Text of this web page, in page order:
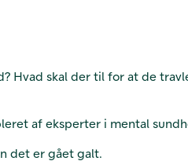
Hvad skal der til for at de
af eksperter i mental
det er gået galt.